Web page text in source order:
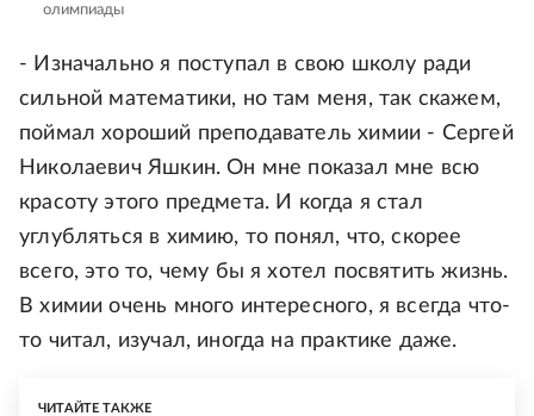
олимпиады
- Изначально я поступал в свою школу ради
сильной математики, но там меня, так скажем,
поймал хороший преподаватель химии - Сергей
Николаевич Яшкин. Он мне показал мне всю
красоту этого предмета. И когда я стал
углубляться в химию, то понял, что, скорее
всего, это то, чему бы я хотел посвятить жизнь.
В химии очень много интересного, я всегда что-
то читал, изучал, иногда на практике даже.
ЧИТАЙТЕ ТАКЖЕ